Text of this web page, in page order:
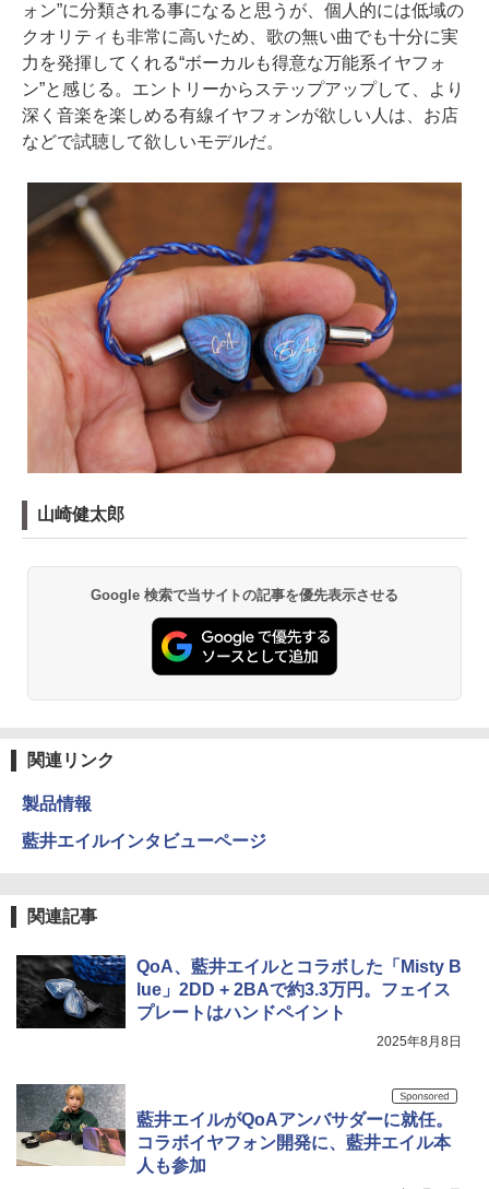
ォン”に分類される事になると思うが、個人的には低域の
クオリティも非常に高いため、歌の無い曲でも十分に実
力を発揮してくれる“ボーカルも得意な万能系イヤフォ
ン”と感じる。エントリーからステップアップして、より
深く音楽を楽しめる有線イヤフォンが欲しい人は、お店
などで試聴して欲しいモデルだ。
山崎健太郎
Google 検索で当サイトの記事を優先表示させる
関連リンク
製品情報
藍井エイルインタビューページ
関連記事
QoA、藍井エイルとコラボした「Misty B
lue」2DD + 2BAで約3.3万円。フェイス
プレートはハンドペイント
2025年8月8日
藍井エイルがQoAアンバサダーに就任。
コラボイヤフォン開発に、藍井エイル本
人も参加